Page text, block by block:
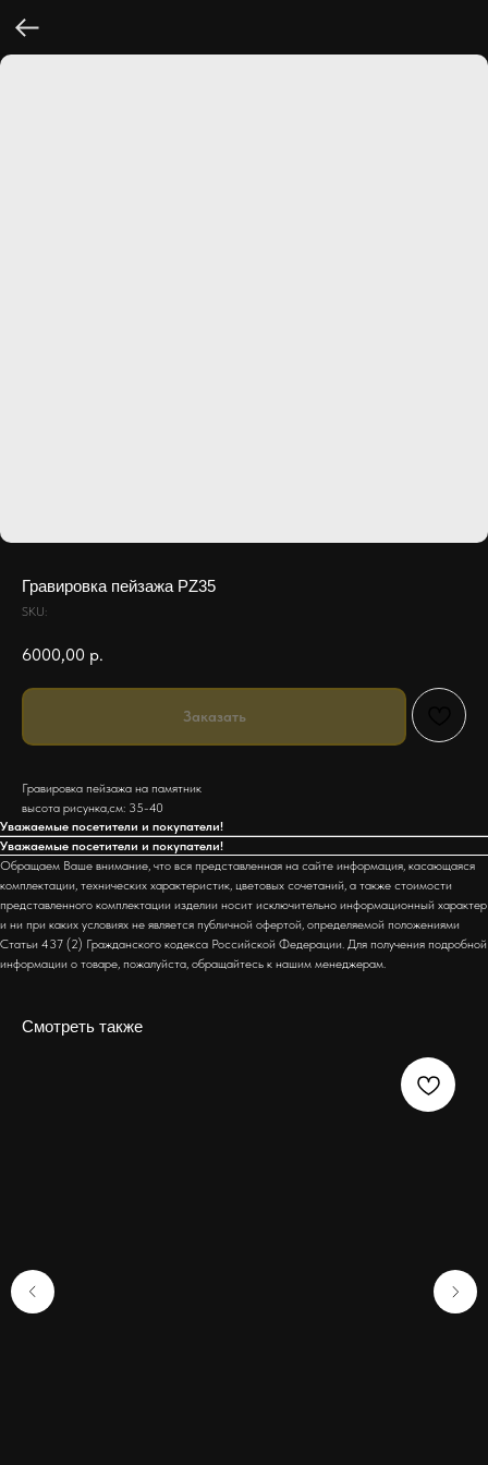
Гравировка пейзажа PZ35
SKU:
6000,00 р.
Заказать
Гравировка пейзажа на памятник
высота рисунка,см: 35-40
Уважаемые посетители и покупатели!
Уважаемые посетители и покупатели!
Обращаем Ваше внимание, что вся представленная на сайте информация, касающаяся
комплектации, технических характеристик, цветовых сочетаний, а также стоимости
представленного комплектации изделии носит исключительно информационный характер
и ни при каких условиях не является публичной офертой, определяемой положениями
Статьи 437 (2) Гражданского кодекса Российской Федерации. Для получения подробной
информации о товаре, пожалуйста, обращайтесь к нашим менеджерам.
Смотреть также